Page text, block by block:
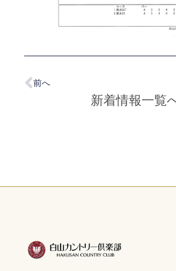
前へ
新着情報一覧